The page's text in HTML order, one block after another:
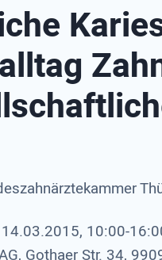
10:00-
Gothaer Str. 34,